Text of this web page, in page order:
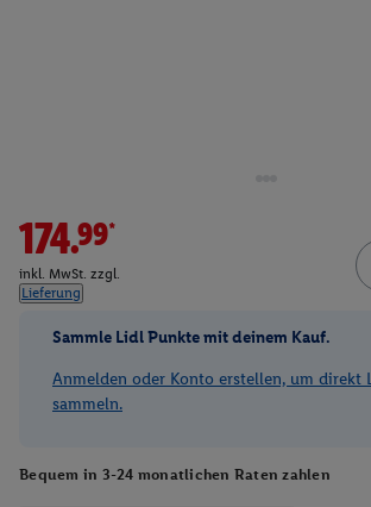
174.99*
inkl. MwSt. zzgl.
Lieferung
Sammle Lidl Punkte mit deinem Kauf.
Anmelden oder Konto erstellen, um direkt
sammeln.
Bequem in 3-24 monatlichen Raten zahlen